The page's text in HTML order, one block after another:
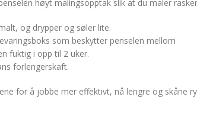
høyt malingsopptak slik at du maler
og drypper og søler lite.
som beskytter penselen mellom
fuktig i opp til 2 uker.
forlengerskaft.
for å jobbe mer effektivt, nå lengre og skåne